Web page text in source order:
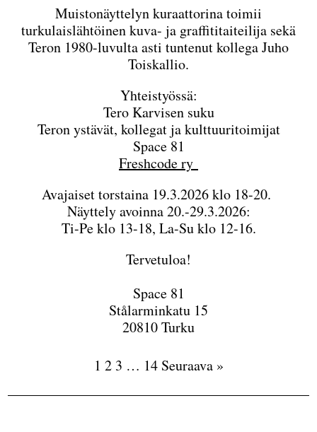
Muistonäyttelyn kuraattorina toimii
turkulaislähtöinen kuva- ja graffititaiteilija sekä
Teron 1980-luvulta asti tuntenut kollega Juho
Toiskallio.
Yhteistyössä:
Tero Karvisen suku
Teron ystävät, kollegat ja kulttuuritoimijat
Space 81
Freshcode ry
Avajaiset torstaina 19.3.2026 klo 18-20.
Näyttely avoinna 20.-29.3.2026:
Ti-Pe klo 13-18, La-Su klo 12-16.
Tervetuloa!
Space 81
Stålarminkatu 15
20810 Turku
1 2 3 … 14 Seuraava »